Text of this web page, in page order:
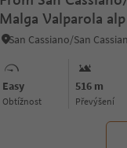
Malga Valparola
Passo Valparola
Easy
Obtížnost
516 m
Převýšení